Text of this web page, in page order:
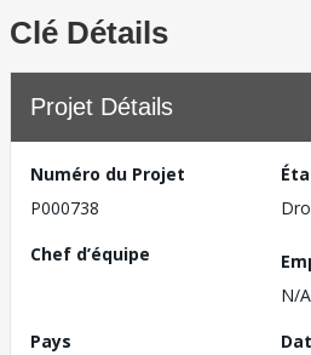
Clé Détails
Projet Détails
Numéro du Projet
P000738
Chef d’équipe
N/A
Pays